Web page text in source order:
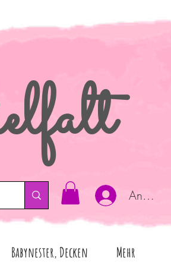
Anmelden
Babynester, Decken Mehr